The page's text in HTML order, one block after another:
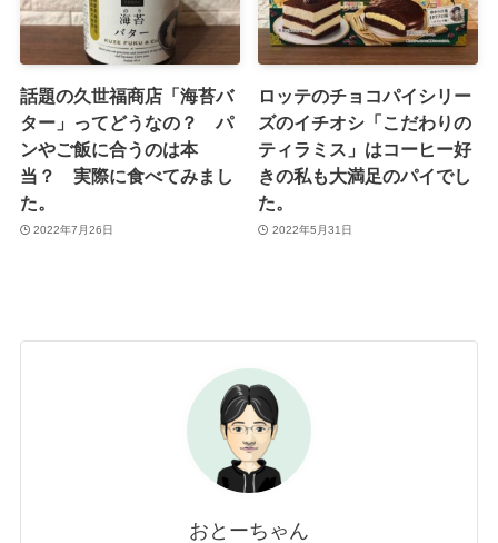
話題の久世福商店「海苔バ
ター」ってどうなの？ パ
ンやご飯に合うのは本
当？ 実際に食べてみまし
た。
2022年7月26日
ロッテのチョコパイシリー
ズのイチオシ「こだわりの
ティラミス」はコーヒー好
きの私も大満足のパイでし
た。
2022年5月31日
おとーちゃん